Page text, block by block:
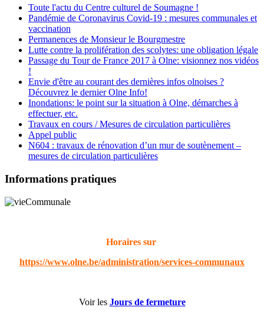
Toute l'actu du Centre culturel de Soumagne !
Pandémie de Coronavirus Covid-19 : mesures communales et
vaccination
Permanences de Monsieur le Bourgmestre
Lutte contre la prolifération des scolytes: une obligation légale
Passage du Tour de France 2017 à Olne: visionnez nos vidéos
!
Envie d'être au courant des dernières infos olnoises ?
Découvrez le dernier Olne Info!
Inondations: le point sur la situation à Olne, démarches à
effectuer, etc.
Travaux en cours / Mesures de circulation particulières
Appel public
N604 : travaux de rénovation d’un mur de soutènement –
mesures de circulation particulières
Informations pratiques
Horaires sur
https://www.olne.be/administration/services-communaux
Voir les Jours de fermeture